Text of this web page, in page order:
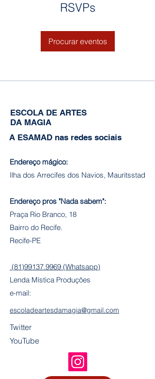
RSVPs
Procurar eventos
ESCOLA DE ARTES
DA MAGIA
A ESAMAD nas redes sociais
Endereço mágico:
Ilha dos Arrecifes dos Navios, Mauritsstad
Endereço pros "Nada sabem":
Praça Rio Branco, 18
Bairro do Recife.
Recife-PE
(81)99137.9969 (Whatsapp)
Lenda Mística Produções
e-mail:
escoladeartesdamagia@gmail.com
Twitter
YouTube